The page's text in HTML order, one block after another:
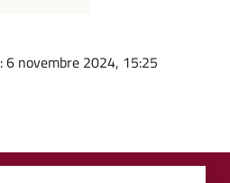
: 6 novembre 2024, 15:25